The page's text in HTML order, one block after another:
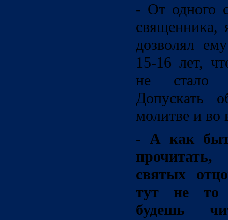
- От одного
священника,
дозволял
15-16 лет,
не стало
Допускать
молитве и во
- А как
святых
тут не то
будешь